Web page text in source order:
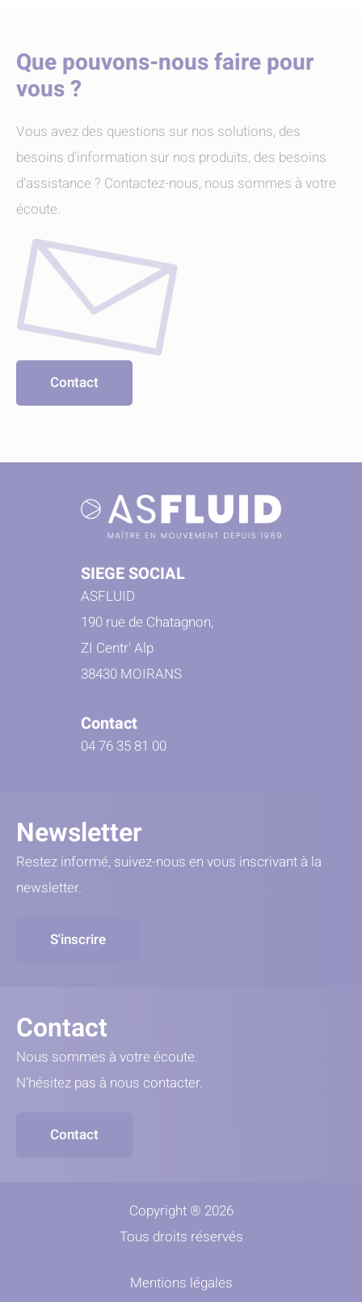
Que pouvons-nous faire pour
vous ?
Vous avez des questions sur nos solutions, des
besoins d'information sur nos produits, des besoins
d’assistance ? Contactez-nous, nous sommes à votre
écoute.
Contact
SIEGE SOCIAL
ASFLUID
190 rue de Chatagnon,
ZI Centr' Alp
38430 MOIRANS
Contact
04 76 35 81 00
Newsletter
Restez informé, suivez-nous en vous inscrivant à la
newsletter.
S'inscrire
Contact
Nous sommes à votre écoute.
N'hésitez pas à nous contacter.
Contact
Copyright ® 2026
Tous droits réservés
Mentions légales